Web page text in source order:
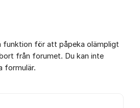
funktion för att påpeka olämpligt
från forumet. Du kan inte
formulär.